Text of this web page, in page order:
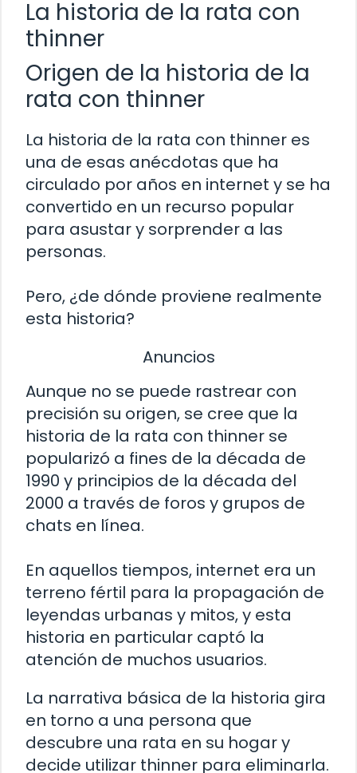
La historia de la rata con
thinner
Origen de la historia de la
rata con thinner
La historia de la rata con thinner es
una de esas anécdotas que ha
circulado por años en internet y se ha
convertido en un recurso popular
para asustar y sorprender a las
personas.
Pero, ¿de dónde proviene realmente
esta historia?
Anuncios
Aunque no se puede rastrear con
precisión su origen, se cree que la
historia de la rata con thinner se
popularizó a fines de la década de
1990 y principios de la década del
2000 a través de foros y grupos de
chats en línea.
En aquellos tiempos, internet era un
terreno fértil para la propagación de
leyendas urbanas y mitos, y esta
historia en particular captó la
atención de muchos usuarios.
La narrativa básica de la historia gira
en torno a una persona que
descubre una rata en su hogar y
decide utilizar thinner para eliminarla.